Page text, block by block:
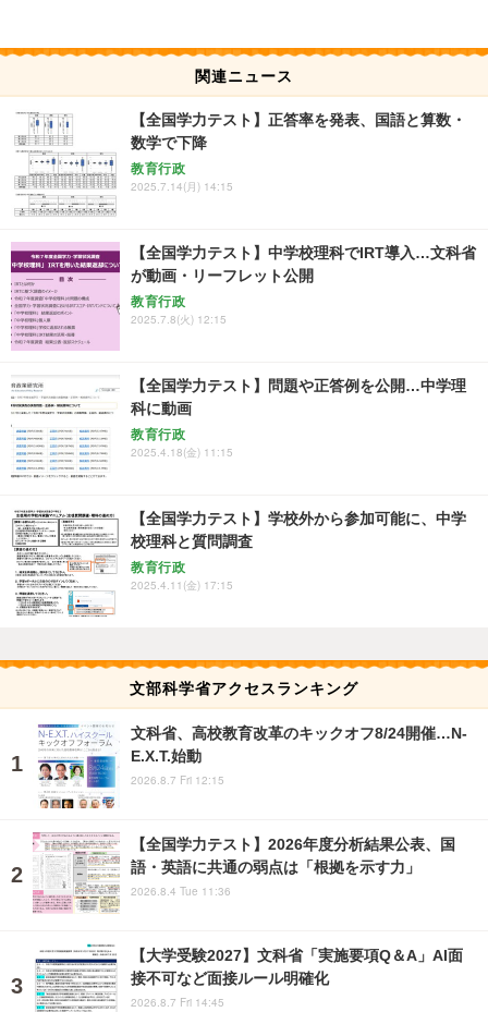
関連ニュース
【全国学力テスト】正答率を発表、国語と算数・
数学で下降
教育行政
2025.7.14(月) 14:15
【全国学力テスト】中学校理科でIRT導入…文科省
が動画・リーフレット公開
教育行政
2025.7.8(火) 12:15
【全国学力テスト】問題や正答例を公開…中学理
科に動画
教育行政
2025.4.18(金) 11:15
【全国学力テスト】学校外から参加可能に、中学
校理科と質問調査
教育行政
2025.4.11(金) 17:15
文部科学省アクセスランキング
文科省、高校教育改革のキックオフ8/24開催…N-
E.X.T.始動
2026.8.7 Fri 12:15
【全国学力テスト】2026年度分析結果公表、国
語・英語に共通の弱点は「根拠を示す力」
2026.8.4 Tue 11:36
【大学受験2027】文科省「実施要項Q＆A」AI面
接不可など面接ルール明確化
2026.8.7 Fri 14:45